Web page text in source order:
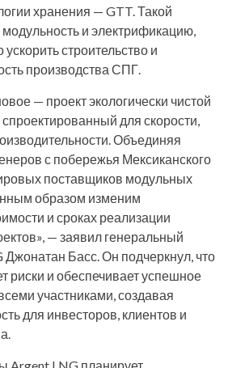
хранения — GTT. Такой
и электрификацию,
строительство и
производства СПГ.
— проект экологически чистой
для скорости,
Объединяя
с побережья Мексиканского
поставщиков модульных
образом изменим
и сроках реализации
— заявил генеральный
Джонатан Басс. Он подчеркнул, что
риски и обеспечивает успешное
участниками, создавая
для инвесторов, клиентов и
Argent LNG планирует